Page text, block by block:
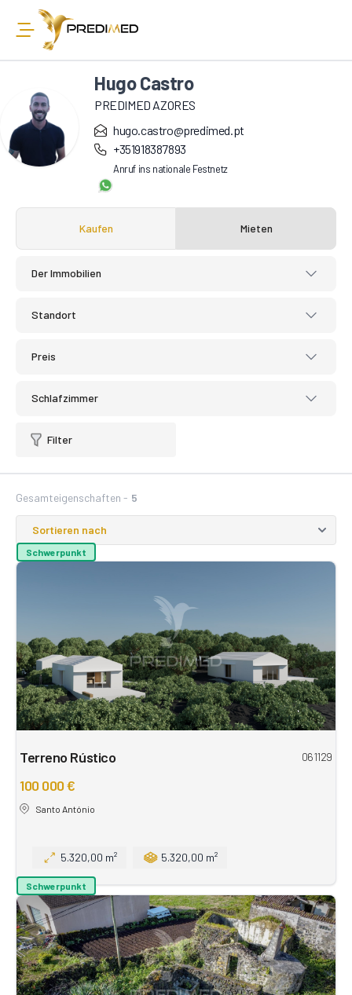
Hugo Castro
PREDIMED AZORES
hugo.castro@predimed.pt
+351918387893
Anruf ins nationale Festnetz
Kaufen Mieten
Der Immobilien
Standort
Preis
Schlafzimmer
Filter
Gesamteigenschaften - 5
Schwerpunkt
Terreno Rústico 061129
100 000 €
Santo António
5.320,00 m² 5.320,00 m²
Schwerpunkt